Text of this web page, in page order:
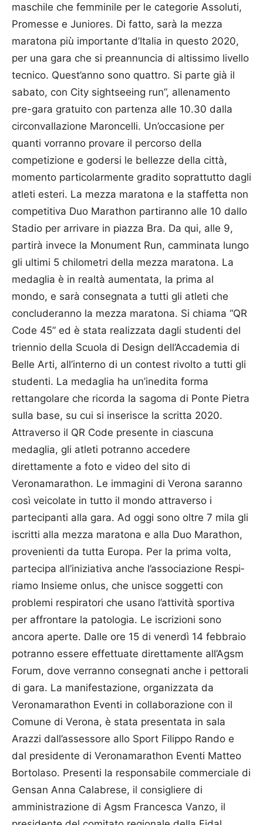
maschile che femminile per le categorie Assoluti,
Promesse e Juniores. Di fatto, sarà la mezza
maratona più importante d’Italia in questo 2020,
per una gara che si preannuncia di altissimo livello
tecnico. Quest’anno sono quattro. Si parte già il
sabato, con City sightseeing run”, allenamento
pre-gara gratuito con partenza alle 10.30 dalla
circonvallazione Maroncelli. Un’occasione per
quanti vorranno provare il percorso della
competizione e godersi le bellezze della città,
momento particolarmente gradito soprattutto dagli
atleti esteri. La mezza maratona e la staffetta non
competitiva Duo Marathon partiranno alle 10 dallo
Stadio per arrivare in piazza Bra. Da qui, alle 9,
partirà invece la Monument Run, camminata lungo
gli ultimi 5 chilometri della mezza maratona. La
medaglia è in realtà aumentata, la prima al
mondo, e sarà consegnata a tutti gli atleti che
concluderanno la mezza maratona. Si chiama “QR
Code 45” ed è stata realizzata dagli studenti del
triennio della Scuola di Design dell’Accademia di
Belle Arti, all’interno di un contest rivolto a tutti gli
studenti. La medaglia ha un’inedita forma
rettangolare che ricorda la sagoma di Ponte Pietra
sulla base, su cui si inserisce la scritta 2020.
Attraverso il QR Code presente in ciascuna
medaglia, gli atleti potranno accedere
direttamente a foto e video del sito di
Veronamarathon. Le immagini di Verona saranno
così veicolate in tutto il mondo attraverso i
partecipanti alla gara. Ad oggi sono oltre 7 mila gli
iscritti alla mezza maratona e alla Duo Marathon,
provenienti da tutta Europa. Per la prima volta,
partecipa all’iniziativa anche l’associazione Respi­
riamo Insieme onlus, che unisce soggetti con
problemi respiratori che usano l’attività sportiva
per affrontare la patologia. Le iscrizioni sono
ancora aperte. Dalle ore 15 di venerdì 14 febbraio
potranno essere effettuate direttamente all’Agsm
Forum, dove verranno consegnati anche i pettorali
di gara. La manifestazione, organizzata da
Veronamarathon Eventi in collaborazione con il
Comune di Verona, è stata presentata in sala
Arazzi dall’assessore allo Sport Filippo Rando e
dal presidente di Veronamarathon Eventi Matteo
Bortolaso. Presenti la responsabile commerciale di
Gensan Anna Calabrese, il consigliere di
amministrazione di Agsm Francesca Vanzo, il